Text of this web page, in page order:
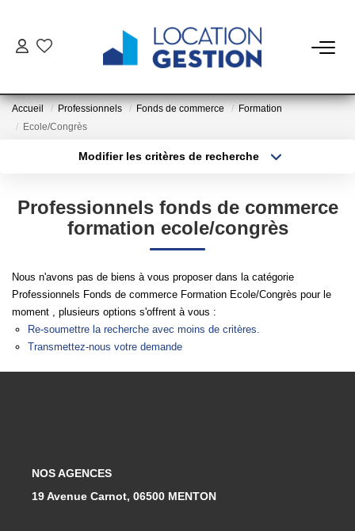
LOUER
ESTIMER
NOTRE AGENCE
Accueil Professionnels Fonds de commerce
Formation
Ecole/Congrès
Modifier les critères de recherche
Sélectionnez...
Type de bien
Surface min
Créer une alerte
Professionnels fonds de commerce
formation ecole/congrès
Nous n'avons pas de biens à vous proposer dans la catégorie
Professionnels Fonds de commerce Formation Ecole/Congrès pour le
moment , plusieurs options s'offrent à vous :
Re-soumettre la recherche avec moins de critères.
Transmettez-nous votre demande
NOS AGENCES
19 Avenue Carnot, 06500 MENTON